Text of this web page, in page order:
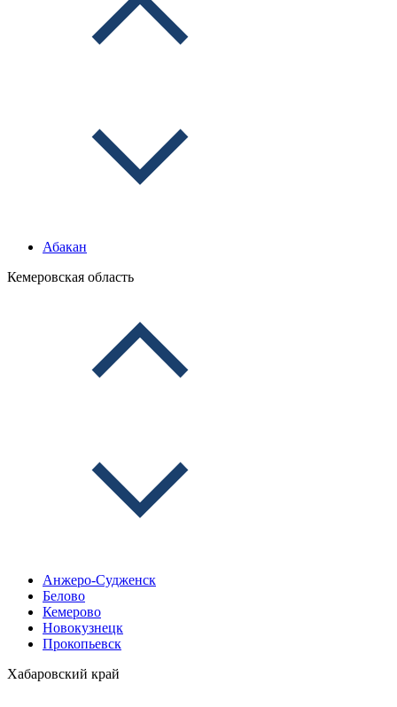
Абакан
Кемеровская область
Анжеро-Судженск
Белово
Кемерово
Новокузнецк
Прокопьевск
Хабаровский край